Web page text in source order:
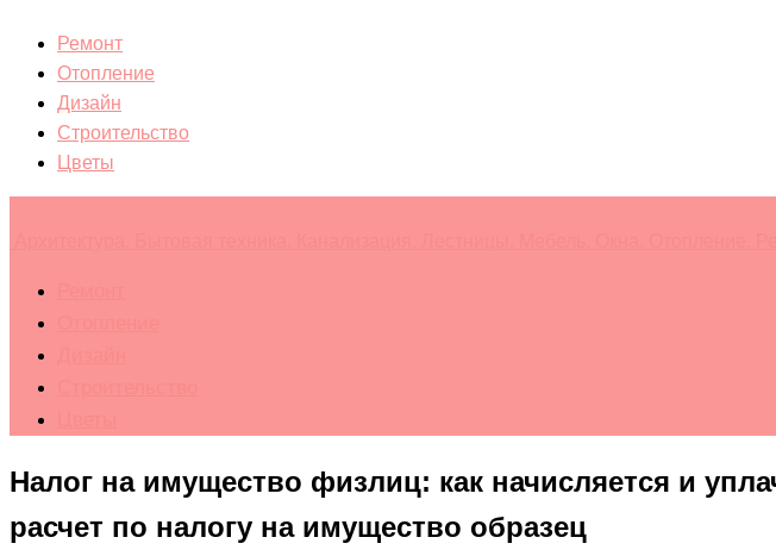
Ремонт
Отопление
Дизайн
Строительство
Цветы
Налог на имущество физлиц: как начисляется и
расчет по налогу на имущество образец